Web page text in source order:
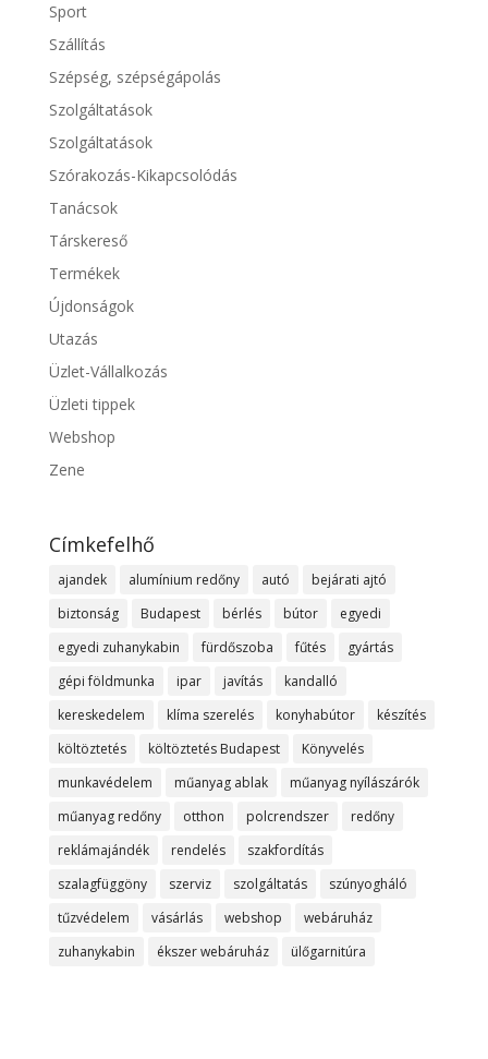
Sport
Szállítás
Szépség, szépségápolás
Szolgáltatások
Szolgáltatások
Szórakozás-Kikapcsolódás
Tanácsok
Társkereső
Termékek
Újdonságok
Utazás
Üzlet-Vállalkozás
Üzleti tippek
Webshop
Zene
Címkefelhő
ajandek alumínium redőny autó
bejárati ajtó
biztonság
Budapest bérlés bútor
egyedi
egyedi zuhanykabin
fürdőszoba fűtés
gyártás
gépi földmunka
ipar javítás
kandalló
kereskedelem
klíma szerelés konyhabútor
készítés
költöztetés
költöztetés Budapest
Könyvelés
munkavédelem
műanyag ablak
műanyag nyílászárók
műanyag redőny
otthon polcrendszer
redőny
reklámajándék
rendelés
szakfordítás
szalagfüggöny
szerviz szolgáltatás
szúnyogháló
tűzvédelem
vásárlás webshop
webáruház
zuhanykabin
ékszer webáruház ülőgarnitúra